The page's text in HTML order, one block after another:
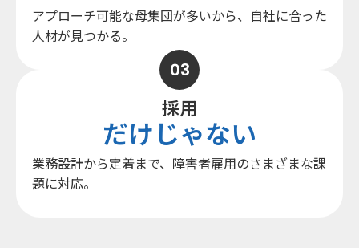
アプローチ可能な母集団が多いから、 自社に合った
人材が見つかる。
採用
だけじゃない
業務設計から定着まで、 障害者雇用のさまざまな課
題に対応。